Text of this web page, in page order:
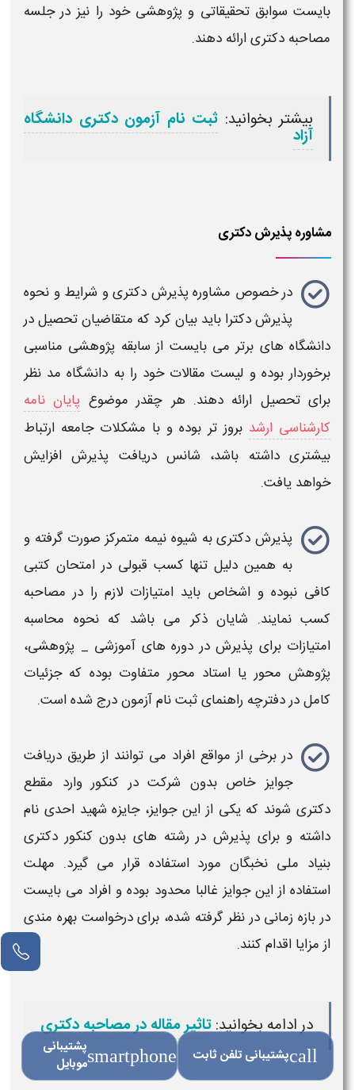
بایست سوابق تحقیقاتی و پژوهشی خود را نیز در جلسه
مصاحبه دکتریارائه دهند.
بیشتر بخوانید: ثبت نام آزمون دکتری دانشگاه
آزاد
مشاوره پذیرش دکتری
در خصوص مشاوره پذیرش دکتری و شرایط و نحوه
پذیرش دکترا باید بیان کرد که متقاضیان تحصیل در
دانشگاه های برتر می بایست از سابقه پژوهشی مناسبی
برخوردار بوده و لیست مقالات خود را به دانشگاه مد نظر
برای تحصیل ارائه دهند. هر چقدر موضوع پایان نامه
کارشناسی ارشد بروز تر بوده و با مشکلات جامعه ارتباط
بیشتری داشته باشد، شانس دریافت پذیرش افزایش
خواهد یافت.
پذیرش دکتریبه شیوه نیمه متمرکز صورت گرفته و
به همین دلیل تنها کسب قبولی در امتحان کتبی
کافی نبوده و اشخاص باید امتیازات لازم را در مصاحبه
کسب نمایند. شایان ذکر می باشد که نحوه محاسبه
امتیازات برای پذیرشدر دوره های آموزشی _ پژوهشی،
پژوهش محور یا استاد محور متفاوت بوده که جزئیات
کامل در دفترچه راهنمای ثبت نام آزمون درج شده است.
در برخی از مواقع افراد می توانند از طریق دریافت
جوایز خاص بدون شرکت در کنکور وارد مقطع
دکتری شوند که یکی از این جوایز، جایزه شهید احدی نام
داشته و برای پذیرش در رشته های بدون کنکور دکتری
بنیاد ملی نخبگان مورد استفاده قرار می گیرد. مهلت
استفاده از این جوایز غالبا محدود بوده و افراد می بایست
در بازه زمانی در نظر گرفته شده، برای درخواست بهره مندی
از مزایا اقدام کنند.
در ادامه بخوانید:تاثیر مقاله در مصاحبه دکتری
callپشتیبانی تلفن ثابت smartphoneپشتیبانی
موبایل